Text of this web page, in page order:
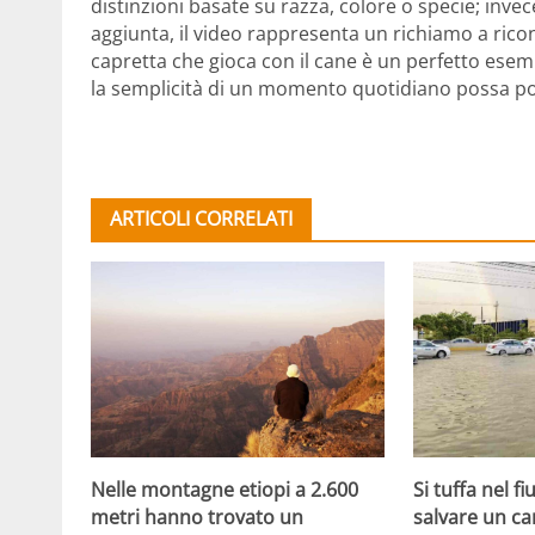
distinzioni basate su razza, colore o specie;
aggiunta, il video rappresenta un richiamo a
capretta che gioca con il cane è un perfetto
la semplicità di un momento quotidiano possa
ARTICOLI CORRELATI
Nelle montagne etiopi a 2.600
metri hanno trovato un
Si tuffa nel
salvare un